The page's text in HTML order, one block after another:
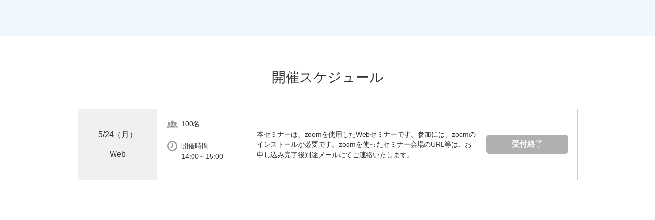
開催スケジュール
5/24（月）
Web
100名
開催時間
14:00～15:00
本セミナーは、zoomを使用したWebセミナーです。参加には、zoomの
インストールが必要です。zoomを使ったセミナー会場のURL等は、お
申し込み完了後別途メールにてご連絡いたします。
受付終了